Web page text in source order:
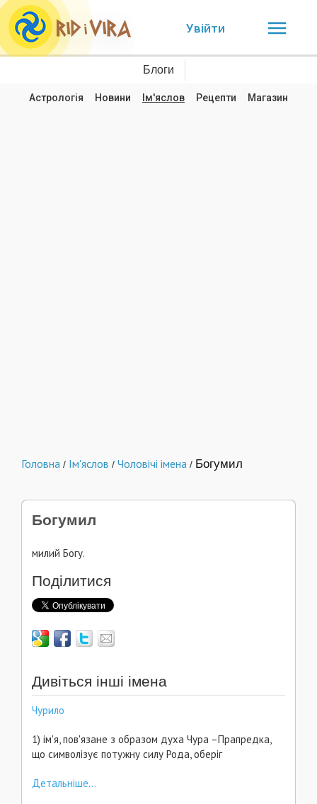
Увійти
Блоги
Астрологія Новини Ім'яслов Рецепти Магазин
Головна / Ім'яслов / Чоловічі імена / Богумил
Богумил
милий Богу.
Поділитися
Дивіться інші імена
Чурило
1) ім'я, пов'язане з образом духа Чура –Прапредка,
що символізує потужну силу Рода, оберіг
Детальніше...